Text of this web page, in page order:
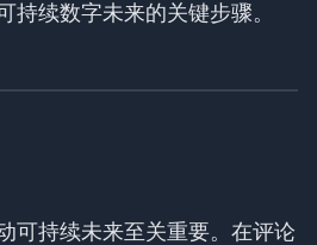
持续数字未来的关键步骤。
可持续未来至关重要。在评论